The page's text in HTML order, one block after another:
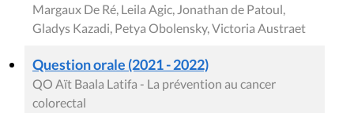
Margaux De Ré, Leila Agic, Jonathan de Patoul,
Gladys Kazadi, Petya Obolensky, Victoria Austraet
Question orale (2021 - 2022)
QO Aït Baala Latifa - La prévention au cancer
colorectal